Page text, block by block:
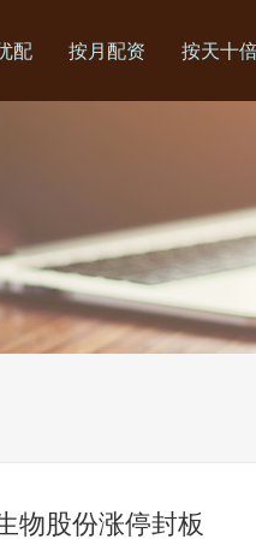
配 按月配资 按天十
物股份涨停封板